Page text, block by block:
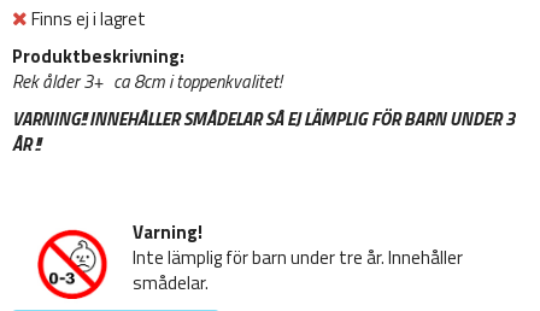
Finns ej i lagret
Produktbeskrivning:
Rek ålder 3+ ca 8cm i toppenkvalitet!
VARNING!! INNEHÅLLER SMÅDELAR SÅ EJ LÄMPLIG FÖR BARN UNDER 3
ÅR !!
Varning!
Inte lämplig för barn under tre år. Innehåller
smådelar.